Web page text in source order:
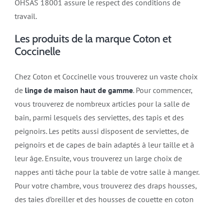
OHSAS 18001 assure le respect des conditions de
travail.
Les produits de la marque Coton et
Coccinelle
Chez Coton et Coccinelle vous trouverez un vaste choix
de linge de maison haut de gamme. Pour commencer,
vous trouverez de nombreux articles pour la salle de
bain, parmi lesquels des serviettes, des tapis et des
peignoirs. Les petits aussi disposent de serviettes, de
peignoirs et de capes de bain adaptés à leur taille et à
leur âge. Ensuite, vous trouverez un large choix de
nappes anti tâche pour la table de votre salle à manger.
Pour votre chambre, vous trouverez des draps housses,
des taies d’oreiller et des housses de couette en coton